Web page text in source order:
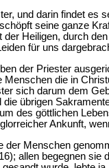
und darin findet es
seine ganze
Heiligen, durch
für uns
der Priester
die in
sich darum dem
übrigen
des göttlichen
Ankunft,
der Menschen
allen begegnen